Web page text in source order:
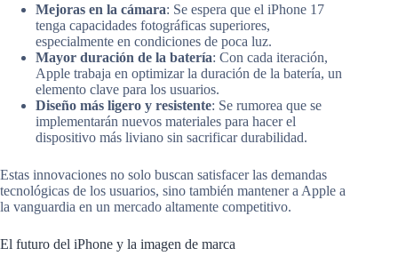
Mejoras en la cámara: Se espera que el iPhone 17
tenga capacidades fotográficas superiores,
especialmente en condiciones de poca luz.
Mayor duración de la batería: Con cada iteración,
Apple trabaja en optimizar la duración de la batería, un
elemento clave para los usuarios.
Diseño más ligero y resistente: Se rumorea que se
implementarán nuevos materiales para hacer el
dispositivo más liviano sin sacrificar durabilidad.
Estas innovaciones no solo buscan satisfacer las demandas
tecnológicas de los usuarios, sino también mantener a Apple a
la vanguardia en un mercado altamente competitivo.
El futuro del iPhone y la imagen de marca